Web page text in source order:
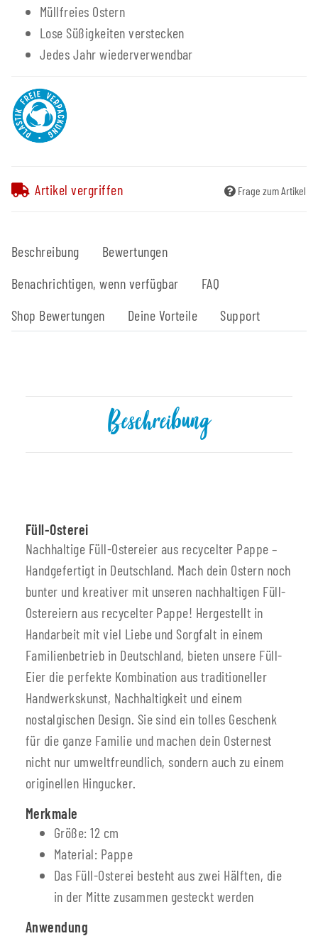
Müllfreies Ostern
Lose Süßigkeiten verstecken
Jedes Jahr wiederverwendbar
Artikel vergriffen Frage zum Artikel
Beschreibung
Bewertungen
Benachrichtigen, wenn verfügbar
FAQ
Shop Bewertungen
Deine Vorteile Support
Beschreibung
Füll-Osterei
Nachhaltige Füll-Ostereier aus recycelter Pappe –
Handgefertigt in Deutschland. Mach dein Ostern noch
bunter und kreativer mit unseren nachhaltigen Füll-
Ostereiern aus recycelter Pappe! Hergestellt in
Handarbeit mit viel Liebe und Sorgfalt in einem
Familienbetrieb in Deutschland, bieten unsere Füll-
Eier die perfekte Kombination aus traditioneller
Handwerkskunst, Nachhaltigkeit und einem
nostalgischen Design. Sie sind ein tolles Geschenk
für die ganze Familie und machen dein Osternest
nicht nur umweltfreundlich, sondern auch zu einem
originellen Hingucker.
Merkmale
Größe: 12 cm
Material: Pappe
Das Füll-Osterei besteht aus zwei Hälften, die
in der Mitte zusammen gesteckt werden
Anwendung